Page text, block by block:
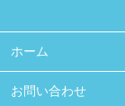
ホーム
お問い合わせ